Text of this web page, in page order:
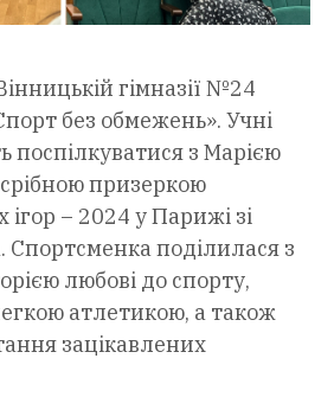
гімназії №24
без обмежень». Учні
поспілкуватися з Марією
призеркою
ігор – 2024 у Парижі зі
поділилася з
любові до спорту,
атлетикою, а також
зацікавлених